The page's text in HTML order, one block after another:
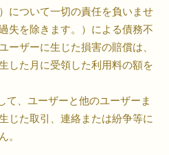
について一切の責任を負いませ
失を除きます。）による債務不
ーザーに生じた損害の賠償は、
した月に受領した利用料の額を
て、ユーザーと他のユーザーま
じた取引、連絡または紛争等に
。